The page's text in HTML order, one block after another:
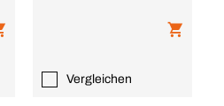
Vergleichen